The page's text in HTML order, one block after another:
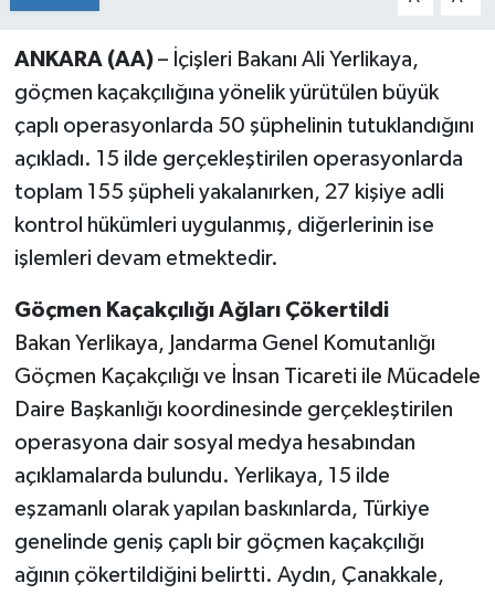
ANKARA (AA)– İçişleri Bakanı Ali Yerlikaya,
göçmen kaçakçılığına yönelik yürütülen büyük
çaplı operasyonlarda 50 şüphelinin tutuklandığını
açıkladı. 15 ilde gerçekleştirilen operasyonlarda
toplam 155 şüpheli yakalanırken, 27 kişiye adli
kontrol hükümleri uygulanmış, diğerlerinin ise
işlemleri devam etmektedir.
Göçmen Kaçakçılığı Ağları Çökertildi
Bakan Yerlikaya, Jandarma Genel Komutanlığı
Göçmen Kaçakçılığı ve İnsan Ticareti ile Mücadele
Daire Başkanlığı koordinesinde gerçekleştirilen
operasyona dair sosyal medya hesabından
açıklamalarda bulundu. Yerlikaya, 15 ilde
eşzamanlı olarak yapılan baskınlarda, Türkiye
genelinde geniş çaplı bir göçmen kaçakçılığı
ağının çökertildiğini belirtti. Aydın, Çanakkale,